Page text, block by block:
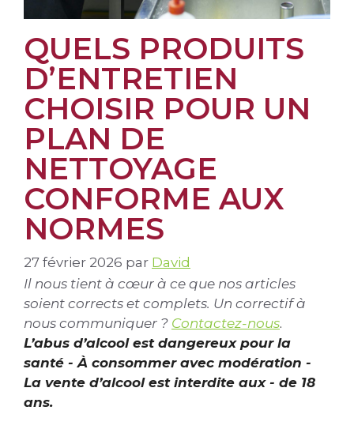
QUELS PRODUITS
D’ENTRETIEN
CHOISIR POUR UN
PLAN DE
NETTOYAGE
CONFORME AUX
NORMES
27 février 2026 par David
Il nous tient à cœur à ce que nos articles
soient corrects et complets. Un correctif à
nous communiquer ? Contactez-nous.
L’abus d’alcool est dangereux pour la
santé - À consommer avec modération -
La vente d’alcool est interdite aux - de 18
ans.